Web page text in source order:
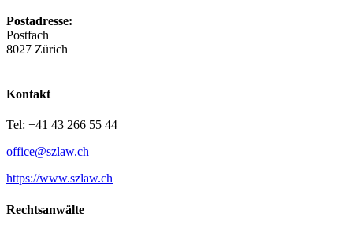
Postadresse:
Postfach
8027 Zürich
Kontakt
Tel: +41 43 266 55 44
office@szlaw.ch
https://www.szlaw.ch
Rechtsanwälte